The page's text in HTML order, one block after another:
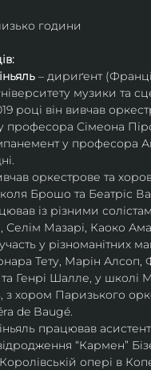
години
– дириґент
музики та
році він вивчав
професора Сімеона
у професора
оркестрове та
Брошо та Беатріс
із різними
Селім Мазарі, Каоко
у різноманітних
Тету, Марін Алсоп,
Генрі Шалле, у школі
з хором Паризького
de Baugé.
працював
“Кармен”
опері в